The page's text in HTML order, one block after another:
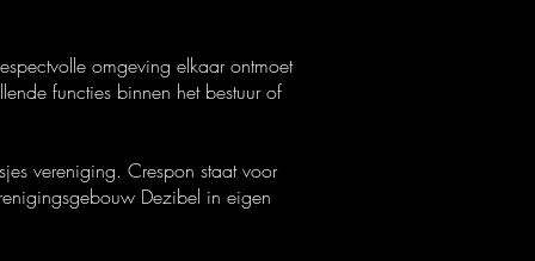
omgeving elkaar ontmoet
functies binnen het bestuur of
vereniging. Crespon staat voor
Dezibel in eigen